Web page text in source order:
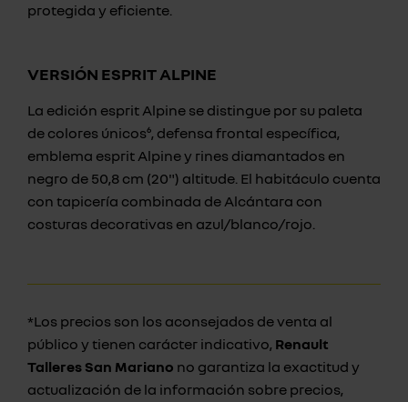
protegida y eficiente.
VERSIÓN ESPRIT ALPINE
La edición esprit Alpine se distingue por su paleta
de colores únicos⁶, defensa frontal específica,
emblema esprit Alpine y rines diamantados en
negro de 50,8 cm (20") altitude. El habitáculo cuenta
con tapicería combinada de Alcántara con
costuras decorativas en azul/blanco/rojo.
*Los precios son los aconsejados de venta al
público y tienen carácter indicativo, Renault
Talleres San Mariano no garantiza la exactitud y
actualización de la información sobre precios,